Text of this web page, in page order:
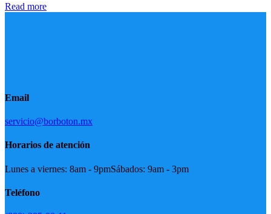
Read more
Email
servicio@borboton.mx
Horarios de atención
Lunes a viernes: 8am - 9pmSábados: 9am - 3pm
Teléfono